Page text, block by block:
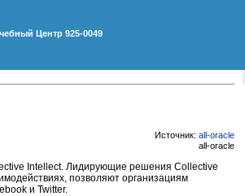
Центр 925-0049
Источник: all-oracle
all-oracle
Intellect. Лидирующие решения Collective
позволяют организациям
и Twitter.